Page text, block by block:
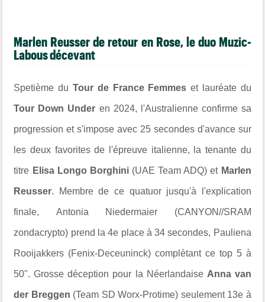
Marlen Reusser de retour en Rose, le duo Muzic-
Labous décevant
Spetième du Tour de France Femmes et lauréate du
Tour Down Under en 2024, l'Australienne confirme sa
progression et s'impose avec 25 secondes d'avance sur
les deux favorites de l'épreuve italienne, la tenante du
titre Elisa Longo Borghini(UAE Team ADQ) et Marlen
Reusser. Membre de ce quatuor jusqu'à l'explication
finale, Antonia Niedermaier (CANYON//SRAM
zondacrypto) prend la 4e place à 34 secondes, Pauliena
Rooijakkers (Fenix-Deceuninck) complètant ce top 5 à
50". Grosse déception pour la Néerlandaise Anna van
der Breggen (Team SD Worx-Protime) seulement 13e à